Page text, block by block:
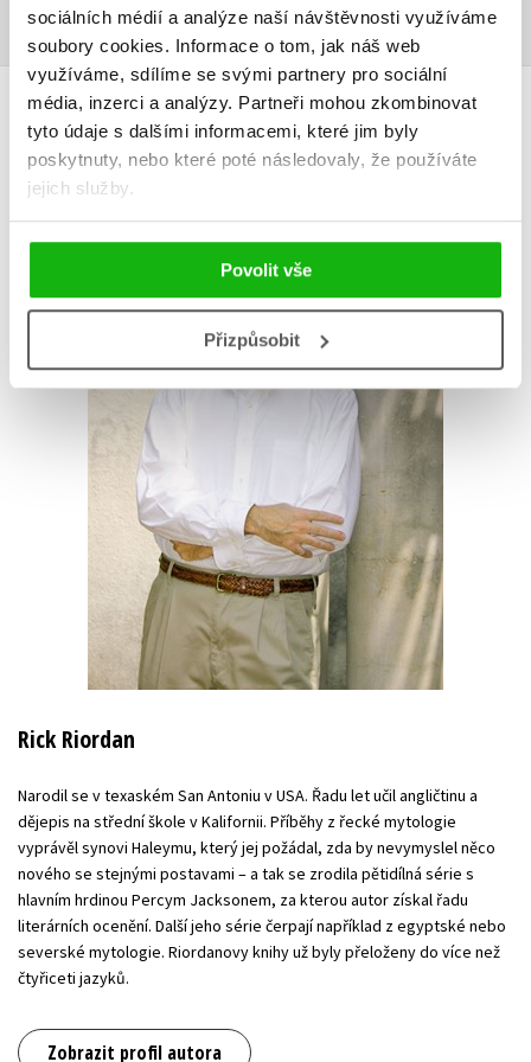
sociálních médií a analýze naší návštěvnosti využíváme
soubory cookies. Informace o tom, jak náš web
využíváme, sdílíme se svými partnery pro sociální
média, inzerci a analýzy. Partneři mohou zkombinovat
tyto údaje s dalšími informacemi, které jim byly
poskytnuty, nebo které poté následovaly, že používáte
jejich služby.
Povolit vše
Přizpůsobit
AUTOR KNIHY
Rick Riordan
Narodil se v texaském San Antoniu v USA. Řadu let učil angličtinu a
dějepis na střední škole v Kalifornii. Příběhy z řecké mytologie
vyprávěl synovi Haleymu, který jej požádal, zda by nevymyslel něco
nového se stejnými postavami – a tak se zrodila pětidílná série s
hlavním hrdinou Percym Jacksonem, za kterou autor získal řadu
literárních ocenění. Další jeho série čerpají například z egyptské nebo
severské mytologie. Riordanovy knihy už byly přeloženy do více než
čtyřiceti jazyků.
Zobrazit profil autora